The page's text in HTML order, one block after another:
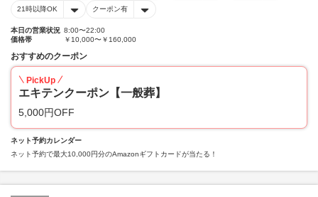
21時以降OK クーポン有
本日の営業状況 8:00〜22:00
価格帯
￥10,000〜￥160,000
おすすめのクーポン
PickUp
エキテンクーポン【一般葬】
5,000円OFF
ネット予約カレンダー
ネット予約で最大10,000円分のAmazonギフトカードが当たる！